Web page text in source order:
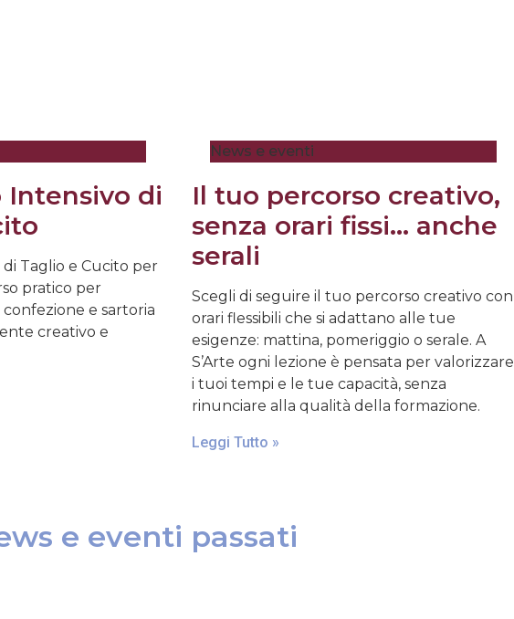
Intensivo di
Taglio e Cucito per
pratico per
e sartoria
creativo e
News e eventi
Il tuo percorso creativo,
senza orari fissi… anche
serali
Scegli di seguire il tuo percorso creativo con
orari flessibili che si adattano alle tue
esigenze: mattina, pomeriggio o serale. A
S’Arte ogni lezione è pensata per valorizzare
i tuoi tempi e le tue capacità, senza
rinunciare alla qualità della formazione.
Leggi Tutto »
e eventi passati